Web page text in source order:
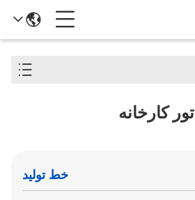
تور کارخانه
خط تولید